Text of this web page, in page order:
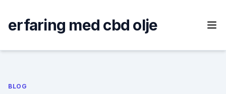
content
erfaring med cbd olje
BLOG